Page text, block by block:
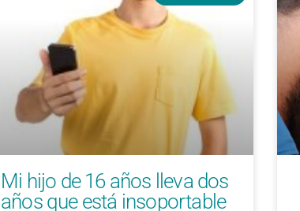
Mi hijo de 16 años lleva dos
años que está insoportable